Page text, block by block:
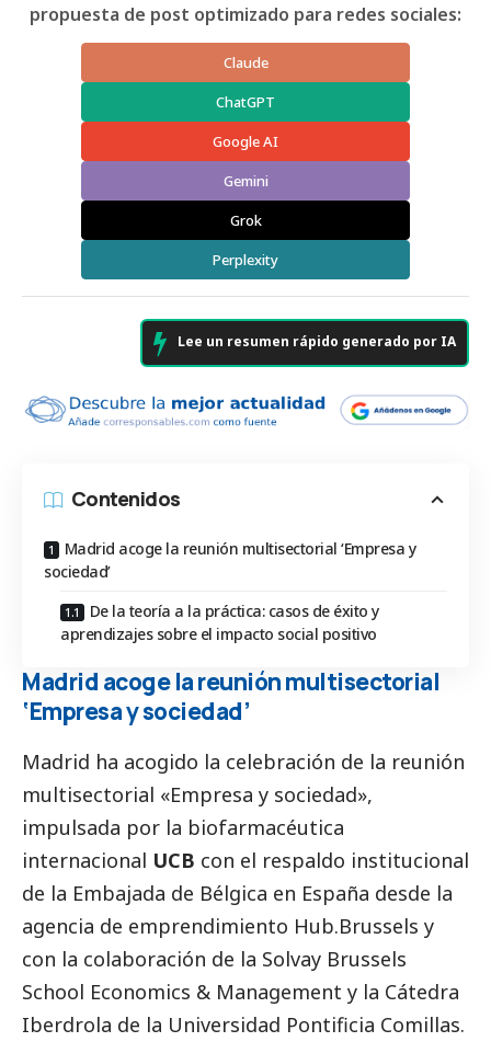
propuesta de post optimizado para redes sociales:
Claude
ChatGPT
Google AI
Gemini
Grok
Perplexity
Lee un resumen rápido generado por IA
Contenidos
Madrid acoge la reunión multisectorial ‘Empresa y
sociedad’
De la teoría a la práctica: casos de éxito y
aprendizajes sobre el impacto social positivo
Madrid acoge la reunión multisectorial
‘Empresa y sociedad’
Madrid ha acogido la celebración de la reunión
multisectorial «Empresa y sociedad»,
impulsada por la biofarmacéutica
internacional UCB con el respaldo institucional
de la Embajada de Bélgica en España desde la
agencia de emprendimiento Hub.Brussels y
con la colaboración de la Solvay Brussels
School Economics & Management y la Cátedra
Iberdrola de la Universidad Pontificia Comillas.